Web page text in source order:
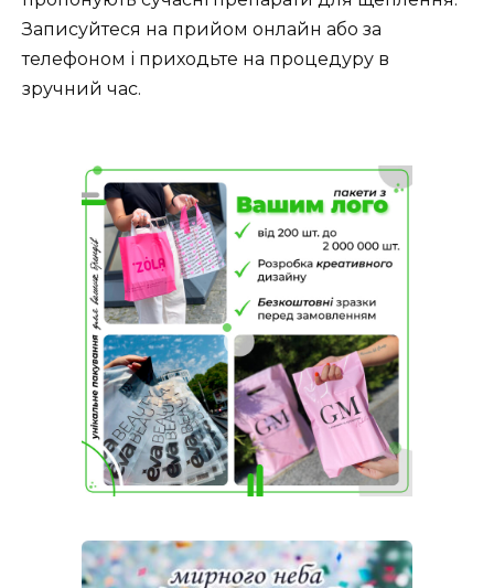
Записуйтеся на прийом онлайн або за
телефоном і приходьте на процедуру в
зручний час.